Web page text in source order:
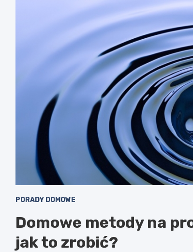
PORADY DOMOWE
Domowe metody na
jak to zrobić?